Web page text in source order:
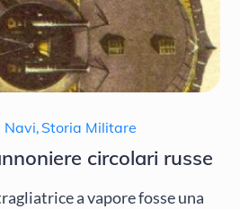
Navi, Storia Militare
circolari russe
a vapore fosse una